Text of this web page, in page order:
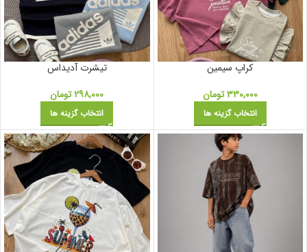
کراپ سیمین
۳۳۰,۰۰۰تومان
انتخاب گزینه ها
تیشرت آدیداس
۲۹۸,۰۰۰تومان
انتخاب گزینه ها